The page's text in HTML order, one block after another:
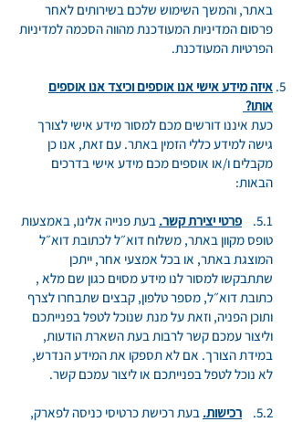
באתר, והמשך השימוש שלכם בשירותים לאחר
פרסום המדיניות המעודכנת מהווה הסכמה למדיניות
הפרטיות המעודכנת.
איזה מידע אישי אנו אוספים וכיצד אנו אוספים
אותו?
כעת איננו דורשים מכם למסור מידע אישי לצורך
גישה למידע כללי הזמין באתר. עם זאת, אנו כן
מקבלים ו/או אוספים מכם מידע אישי בדרכים
הבאות:
5.1. פרטי יצירת קשר. בעת פנייה אלינו, באמצעות
טופס מקוון באתר, משלוח דוא״ל לכתובת דוא״ל
המוצגת באתר, או בכל אמצעי אחר, ייתכן
שתתבקשו למסור לנו מידע מסוים כגון שם מלא ,
כתובת דוא״ל, מספר טלפון, קבצים שתבחרו לצרף
ותוכן הפניה, וזאת על מנת שנוכל לטפל בפנייתכם
וליצור עמכם קשר לרבות בעת השארת הודעות,
במידת הצורך. אם לא תספקו את המידע הנדרש,
לא נוכל לטפל בפנייתכם או ליצור עמכם קשר.
5.2. רכישות. בעת רכישת כרטיסי כניסה לפארק,